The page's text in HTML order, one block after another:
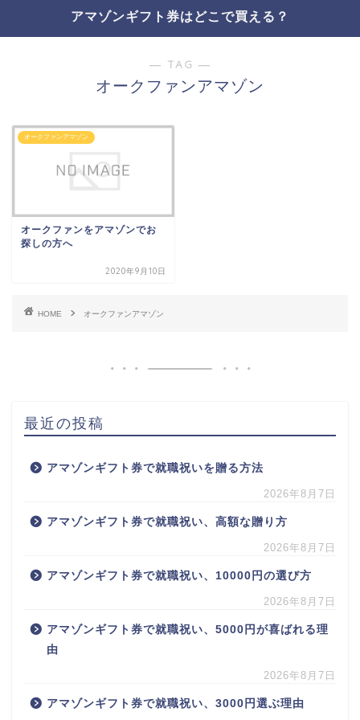
アマゾンギフト券はどこで買える？
― TAG ―
オークファンアマゾン
オークファンアマゾン
オークファンをアマゾンでお
探しの方へ
2020年9月10日
HOME オークファンアマゾン
最近の投稿
アマゾンギフト券で就職祝いを贈る方法
2026年8月7日
アマゾンギフト券で就職祝い、高額な贈り方
2026年8月7日
アマゾンギフト券で就職祝い、10000円の選び方
2026年8月7日
アマゾンギフト券で就職祝い、5000円が喜ばれる理
由
2026年8月7日
アマゾンギフト券で就職祝い、3000円選ぶ理由